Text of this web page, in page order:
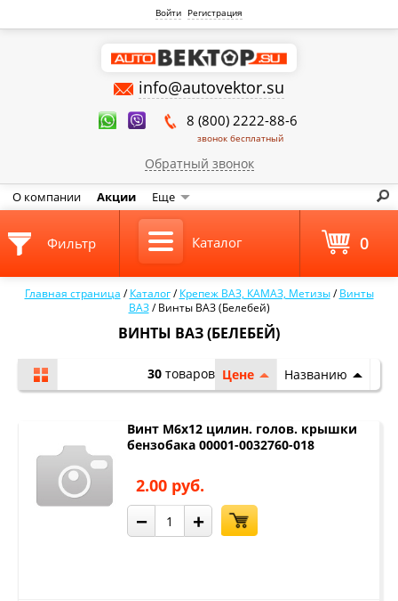
Войти Регистрация
info@autovektor.su
8 (800) 2222-88-6
звонок бесплатный
Обратный звонок
О компании Акции Еще
Главная страница /Каталог /Крепеж ВАЗ, КАМАЗ, Метизы /Винты
ВАЗ /Винты ВАЗ (Белебей)
ВИНТЫ ВАЗ (БЕЛЕБЕЙ)
Цене Названию
30 товаров
Винт М6х12 цилин. голов. крышки
бензобака 00001-0032760-018
2.00 руб.
− +
Фильтр Каталог 0